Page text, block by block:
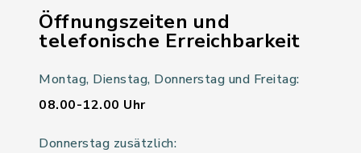
Öffnungszeiten und
telefonische Erreichbarkeit
Montag, Dienstag, Donnerstag und Freitag:
08.00-12.00 Uhr
Donnerstag zusätzlich: